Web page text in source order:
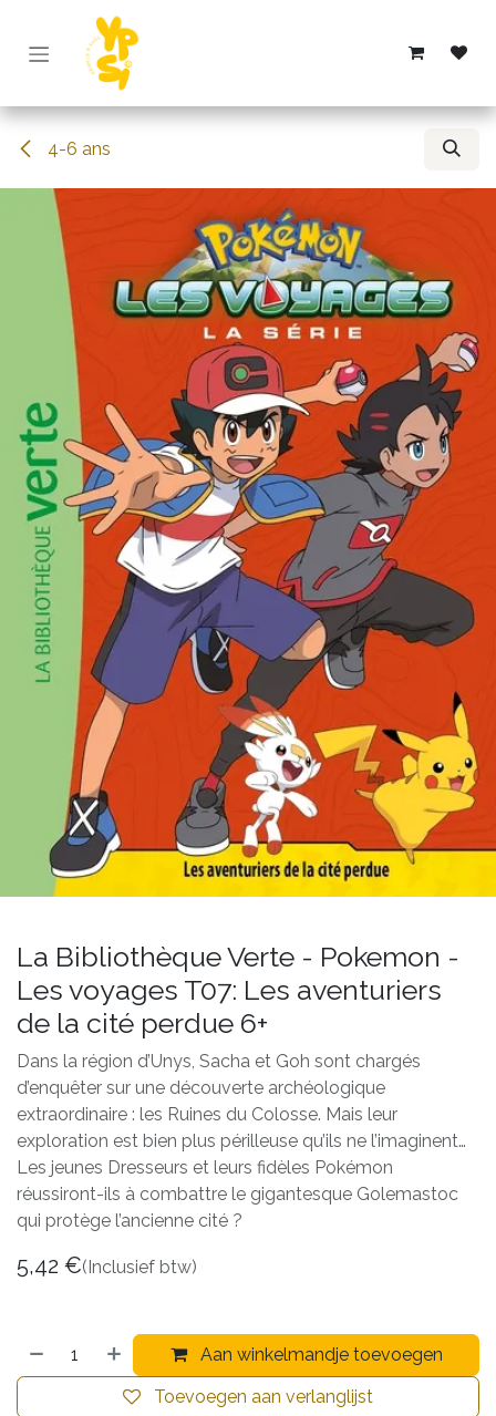
Overslaan naar inhoud
4-6 ans
La Bibliothèque Verte - Pokemon -
Les voyages T07: Les aventuriers
de la cité perdue 6+
Dans la région d’Unys, Sacha et Goh sont chargés
d’enquêter sur une découverte archéologique
extraordinaire : les Ruines du Colosse. Mais leur
exploration est bien plus périlleuse qu’ils ne l’imaginent…
Les jeunes Dresseurs et leurs fidèles Pokémon
réussiront-ils à combattre le gigantesque Golemastoc
qui protège l’ancienne cité ?
5,42 €(Inclusief btw)
Aan winkelmandje toevoegen
Toevoegen aan verlanglijst